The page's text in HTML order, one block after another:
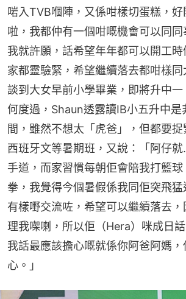
啱入TVB嗰陣，又係咁樣切蛋糕，
啦，我都仲有一個咁嘅機會可以同
我就許願，話希望年年都可以開工
家都靈驗緊，希望繼續落去都咁樣同
談到大女早前小學畢業，即將升中一
何度過，Shaun透露讀IB小五升中是
間，雖然不想太「虎爸」，但都要
西班牙文等暑期班，又說：「阿仔
手道，而家習慣每朝佢會陪我打籃
拳，我覺得今個暑假係我同佢突飛猛
有樣嘢交流咗，希望可以繼續落去
理我㗎喇，所以佢（Hera）咪成日
我話最應該擔心嘅就係你阿爸阿媽
心。」